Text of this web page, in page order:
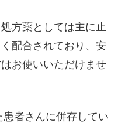
方薬としては主に止
配合されており、安
お使いいただけませ
者さんに併存してい